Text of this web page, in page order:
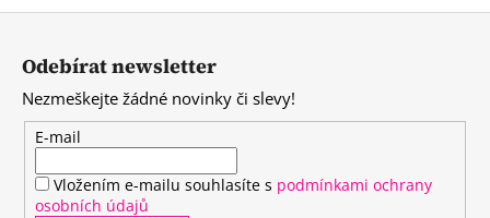
Z
Odebírat newsletter
Nezmeškejte žádné novinky či slevy!
E-mail
Vložením e-mailu souhlasíte s podmínkami ochrany
osobních údajů